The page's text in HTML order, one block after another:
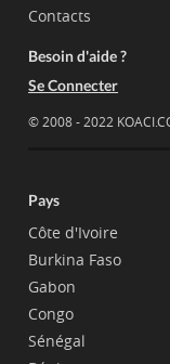
Contacts
Besoin d'aide ?
Se Connecter
© 2008 - 2022
Pays
Côte d'Ivoire
Burkina Faso
Gabon
Congo
Sénégal